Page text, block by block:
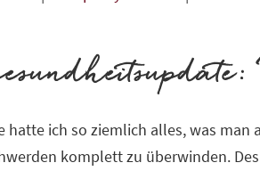
ich so ziemlich alles, was man
komplett zu überwinden.